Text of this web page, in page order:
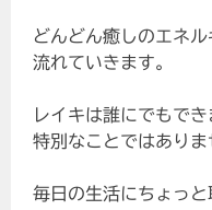
どんどん癒しのエネ
流れていきます。
レイキは誰にでもでき
特別なことではありま
毎日の生活にちょっ